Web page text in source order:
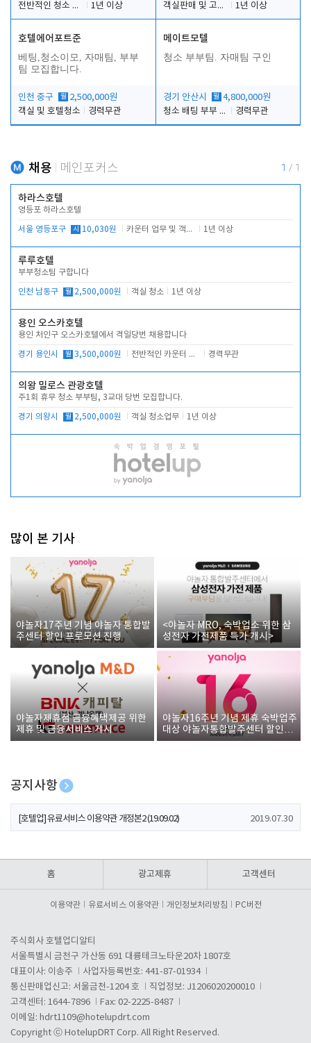
전반적인 청소 업무(객실청소.객실정리)
1년 이상
객실판매 및 고객응대
1년 이상
호텔에어포트준
베팅,청소이모, 자매팀, 부부
팀 모집합니다.
인천 중구 월 2,500,000원
객실 및 호텔청소
경력무관
메이트모텔
청소 부부팀. 자매팀 구인
경기 안산시 월 4,800,000원
청소 배팅 부부 구합니다
경력무관
채용 메인포커스 1 / 1
하라스호텔
영등포 하라스호텔
서울 영등포구 시 10,030원 카운터 업무 및 객실관리(청소상태 확인, 객실판매) 1년 이상
루루호텔
부부청소팀 구합니다
인천 남동구 월 2,500,000원 객실 청소 1년 이상
용인 오스카호텔
용인 처인구 오스카호텔에서 격일당번 채용합니다
경기 용인시 월 3,500,000원 전반적인 카운터 업무 경력무관
의왕 밀로스 관광호텔
주1회 휴무 청소 부부팀, 3교대 당번 모집합니다.
경기 의왕시 월 2,500,000원 객실 청소업무 1년 이상
많이 본 기사
야놀자17주년 기념 야놀자 통합발
주센터 할인 프로모션 진행
<야놀자 MRO, 숙박업소 위한 삼
성전자 가전제품 특가 개시>
야놀자제휴점 금융혜택제공 위한
제휴 및 금융서비스 게시
야놀자16주년 기념 제휴 숙박업주
대상 야놀자통합발주센터 할인쿠
폰 증정
공지사항
[호텔업] 개인정보 처리방침 개정본1 (19.09.02)
[호텔업] 유료서비스 이용약관 개정본2 (19.09.02) 2019.07.30
홈 광고제휴 고객센터
이용약관 유료서비스 이용약관 개인정보처리방침 PC버전
주식회사 호텔업디알티
서울특별시 금천구 가산동 691 대륭테크노타운20차 1807호
대표이사: 이송주
사업자등록번호: 441-87-01934
통신판매업신고: 서울금천-1204 호
직업정보: J1206020200010
고객센터: 1644-7896
Fax: 02-2225-8487
이메일: hdrt1109@hotelupdrt.com
Copyright ⓒ HotelupDRT Corp. All Right Reserved.